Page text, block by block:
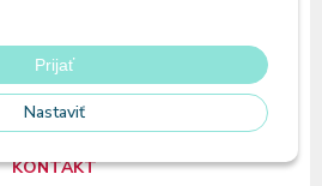
Prijať
Nastaviť
O nás
Registrácia
KONTAKT